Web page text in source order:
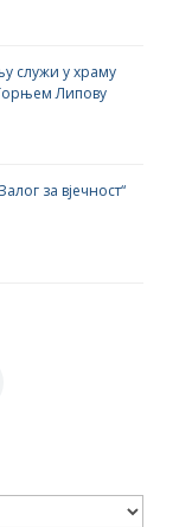
служи у храму
Липову
за вјечност“